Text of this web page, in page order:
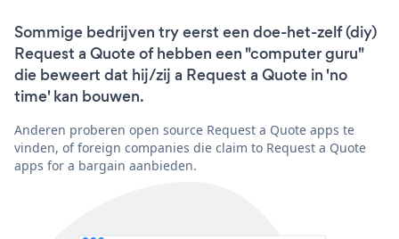
Sommige bedrijven try eerst een doe-het-zelf (diy)
Request a Quote of hebben een "computer guru"
die beweert dat hij/zij a Request a Quote in 'no
time' kan bouwen.
Anderen proberen open source Request a Quote apps te
vinden, of foreign companies die claim to Request a Quote
apps for a bargain aanbieden.